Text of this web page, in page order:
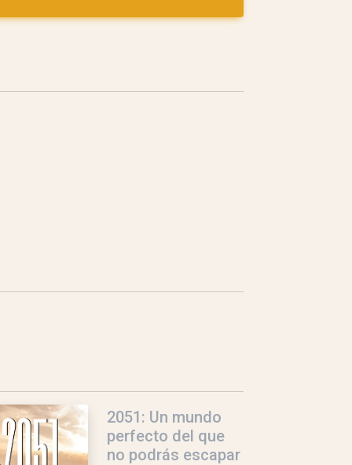
2051: Un mundo
perfecto del que
no podrás escapar